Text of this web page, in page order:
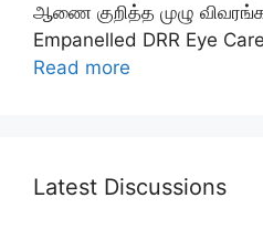
ஆணை குறித்த முழு
Empanelled DRR Eye
Read more
Latest Discussions